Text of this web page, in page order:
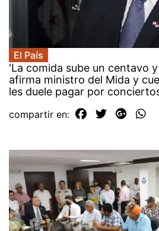
El País
'La comida sube un centavo
afirma ministro del Mida y
les duele pagar por
compartir en: